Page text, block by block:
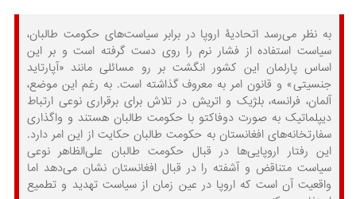
به نظر می‌رسد اتحادیۀ اروپا در برابر سیاست‌های حکومت طالبان،
سیاست استفاده از فشار نرم را روی دست گرفته است و بر این
اساس پارلمان این کشور انگشت بر رو مسائلی مانند «آپارتاید
جنسیتی» و قانون امر به معروف گذاشته است. به رغم این موضع،
آلمان، فرانسه، بلژیک و اتریش در تلاش برای برقراری نوعی ارتباط
دیپلماتیک به صورت دوفاکتو با حکومت طالبان‌ هستند و واگذاری
سفارتخانه‌های افغانستان به حکومت طالبان حکایت از این امر دارد.
این رفتار اروپایی‌ها در قبال حکومت طالبان علی‌الظاهر نوعی
سیاست متناقض و آشفته را در قبال افغانستان نشان می‌دهد اما
واقعیت آن است که اروپا در عین زمان از سیاست تهدید و تطمیع